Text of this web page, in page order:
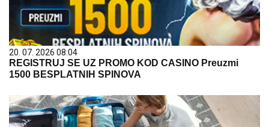
20. 07. 2026 08:04
REGISTRUJ SE UZ PROMO KOD CASINO Preuzmi
1500 BESPLATNIH SPINOVA